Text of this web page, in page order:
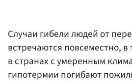
Случаи гибели людей от
встречаются повсеместно, в
в странах с умеренным
гипотермии погибают